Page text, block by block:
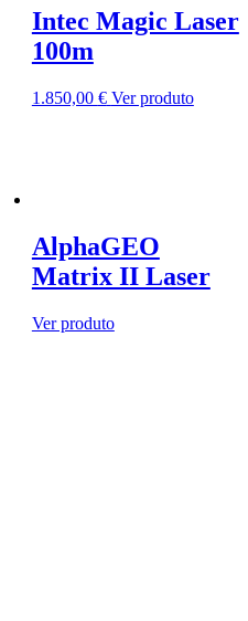
Intec Magic Laser
100m
1.850,00 € Ver produto
AlphaGEO
Matrix II Laser
Ver produto